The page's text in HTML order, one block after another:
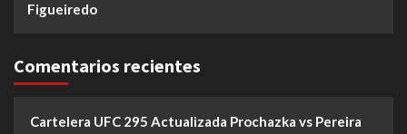
Figueiredo
Comentarios recientes
Cartelera UFC 295 Actualizada Prochazka vs Pereira